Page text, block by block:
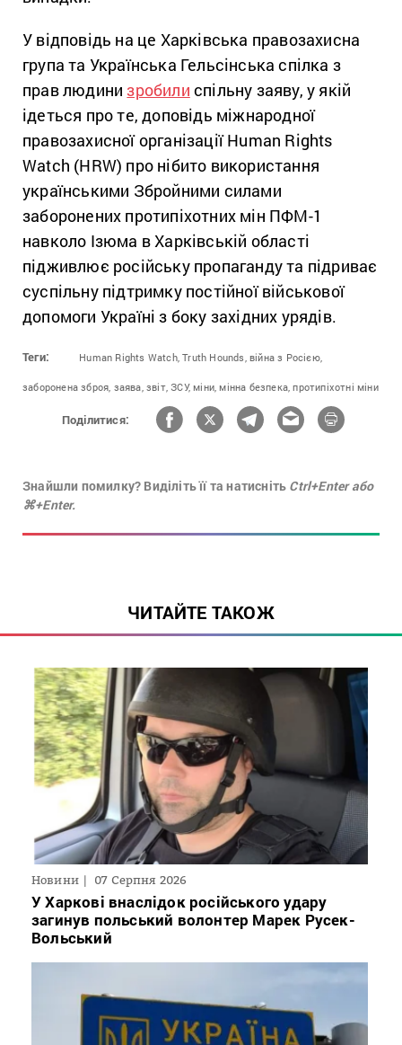
У відповідь на це Харківська правозахисна
група та Українська Гельсінська спілка з
прав людинизробили спільну заяву, у якій
ідеться про те, доповідь міжнародної
правозахисної організації Human Rights
Watch (HRW) про нібито використання
українськими Збройними силами
заборонених протипіхотних мін ПФМ-1
навколо Ізюма в Харківській області
підживлює російську пропаганду та підриває
суспільну підтримку постійної військової
допомоги Україні з боку західних урядів.
Теги: Human Rights Watch, Truth Hounds, війна з Росією,
заборонена зброя, заява, звіт, ЗСУ, міни, мінна безпека, протипіхотні міни
Поділитися:
Знайшли помилку? Виділіть її та натисніть Ctrl+Enter або
⌘+Enter.
ЧИТАЙТЕ ТАКОЖ
Новини 07 Серпня 2026
У Харкові внаслідок російського удару
загинув польський волонтер Марек Русек-
Вольський